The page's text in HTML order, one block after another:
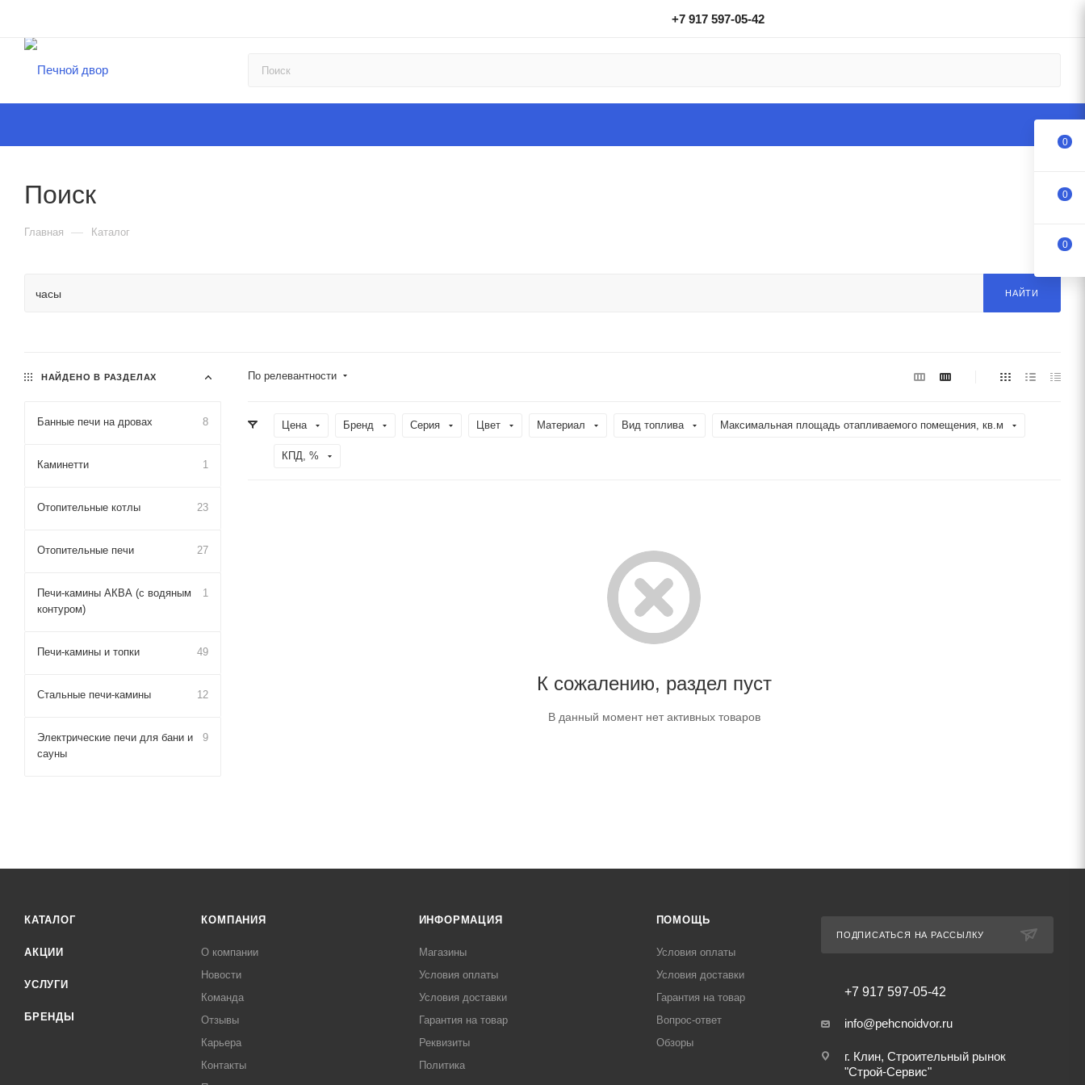
+7 917 597-05-42
Поиск
Главная — Каталог
НАЙТИ
По релевантности
Цена Бренд Серия Цвет Материал Вид топлива Максимальная площадь отапливаемого помещения, кв.м
КПД, %
К сожалению, раздел пуст
В данный момент нет активных товаров
НАЙДЕНО В РАЗДЕЛАХ
Банные печи на дровах 8
Каминетти 1
Отопительные котлы 23
Отопительные печи 27
Печи-камины АКВА (с водяным
контуром)
1
Печи-камины и топки 49
Стальные печи-камины 12
Электрические печи для бани и
сауны
9
КАТАЛОГ
АКЦИИ
УСЛУГИ
БРЕНДЫ
КОМПАНИЯ
О компании
Новости
Команда
Отзывы
Карьера
Контакты
ИНФОРМАЦИЯ
Магазины
Условия оплаты
Условия доставки
Гарантия на товар
Реквизиты
Политика
ПОМОЩЬ
Условия оплаты
Условия доставки
Гарантия на товар
Вопрос-ответ
Обзоры
ПОДПИСАТЬСЯ НА РАССЫЛКУ
+7 917 597-05-42
info@pehcnoidvor.ru
г. Клин, Строительный рынок
"Строй-Сервис"
0
0
0